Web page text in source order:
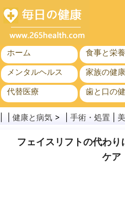
ホーム
食事と栄養
メンタルヘルス
家族の健康
代替医療
歯と口の
がん
公衆衛生
健康と病気 > | 手術・処置
フェイスリフトの代わ
ケア